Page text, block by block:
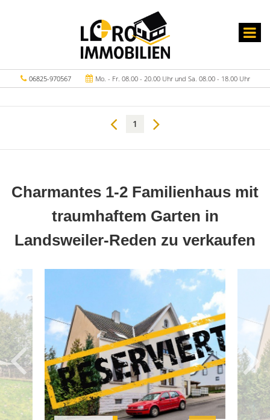
06825-970567 Mo. - Fr. 08.00 - 20.00 Uhr und Sa. 08.00 - 18.00 Uhr
1
Charmantes 1-2 Familienhaus mit
traumhaftem Garten in
Landsweiler-Reden zu verkaufen